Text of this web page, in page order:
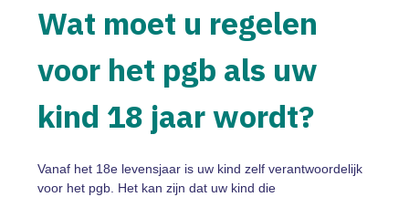
Wat moet u regelen
voor het pgb als uw
kind 18 jaar wordt?
Vanaf het 18e levensjaar is uw kind zelf verantwoordelijk
voor het pgb. Het kan zijn dat uw kind die